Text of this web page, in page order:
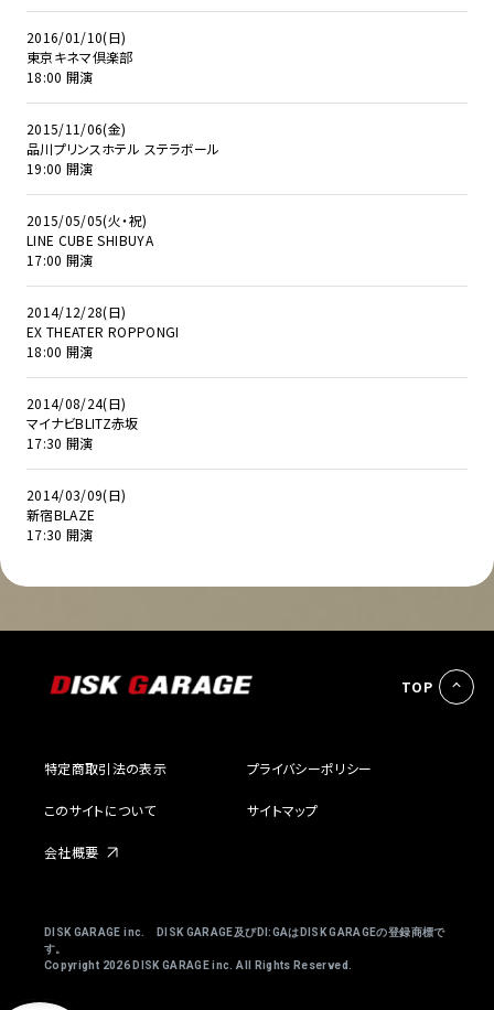
2016/01/10(日)
東京キネマ倶楽部
18:00 開演
2015/11/06(金)
品川プリンスホテル ステラボール
19:00 開演
2015/05/05(火・祝)
LINE CUBE SHIBUYA
17:00 開演
2014/12/28(日)
EX THEATER ROPPONGI
18:00 開演
2014/08/24(日)
マイナビBLITZ赤坂
17:30 開演
2014/03/09(日)
新宿BLAZE
17:30 開演
TOP
特定商取引法の表示 プライバシーポリシー
このサイトについて サイトマップ
会社概要
DISK GARAGE inc. DISK GARAGE及びDI:GAはDISK GARAGEの登録商標で
す。
Copyright 2026 DISK GARAGE inc. All Rights Reserved.